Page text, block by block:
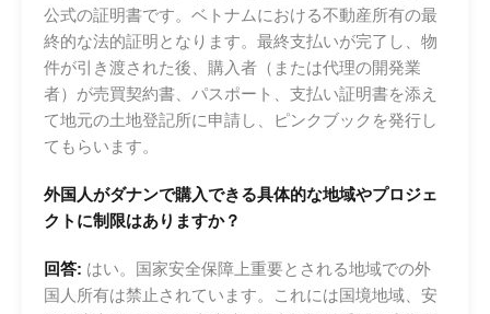
公式の証明書です。ベトナムにおける不動産所有の最
終的な法的証明となります。最終支払いが完了し、物
件が引き渡された後、購入者（または代理の開発業
者）が売買契約書、パスポート、支払い証明書を添え
て地元の土地登記所に申請し、ピンクブックを発行し
てもらいます。
外国人がダナンで購入できる具体的な地域やプロジェ
クトに制限はありますか？
回答: はい。国家安全保障上重要とされる地域での外
国人所有は禁止されています。これには国境地域、安